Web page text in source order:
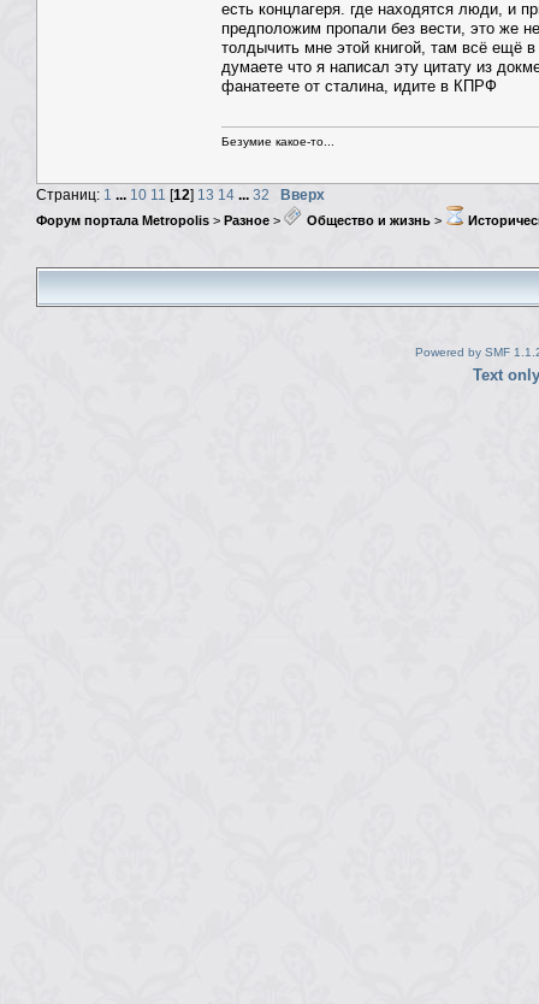
есть концлагеря. где находятся люди, и
предположим пропали без вести, это же
толдычить мне этой книгой, там всё ещё
думаете что я написал эту цитату из
фанатеете от сталина, идите в КПРФ
Безумие какое-то...
Страниц: 1 ... 10 11 [12] 13 14 ... 32 Вверх
Форум портала Metropolis > Разное > Общество и жизнь >
Powered by SMF
Text